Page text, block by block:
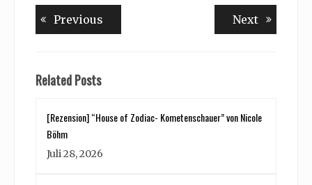
Beitragsnavigation
Previous NextNext
Related Posts
[Rezension] “House of Zodiac- Kometenschauer” von Nicole
Böhm
Juli 28, 2026